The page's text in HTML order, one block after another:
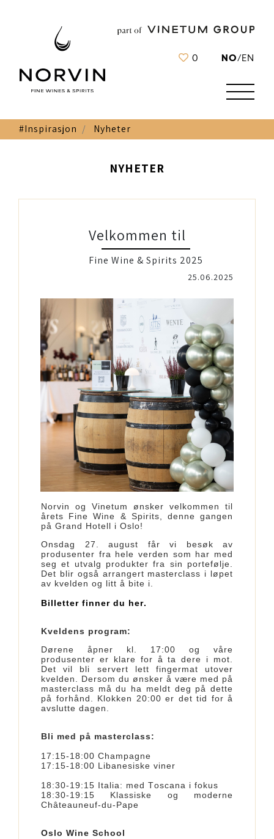
0 NO/EN
#Inspirasjon Nyheter
NYHETER
Velkommen til
Fine Wine & Spirits 2025
25.06.2025
Norvin og Vinetum ønsker velkommen til
årets Fine Wine & Spirits, denne gangen
på Grand Hotell i Oslo!
Onsdag 27. august får vi besøk av
produsenter fra hele verden som har med
seg et utvalg produkter fra sin portefølje.
Det blir også arrangert masterclass i løpet
av kvelden og litt å bite i.
Billetter finner du her.
Kveldens program:
Dørene åpner kl. 17:00 og våre
produsenter er klare for å ta dere i mot.
Det vil bli servert lett fingermat utover
kvelden. Dersom du ønsker å være med på
masterclass må du ha meldt deg på dette
på forhånd. Klokken 20:00 er det tid for å
avslutte dagen.
Bli med på masterclass:
17:15-18:00 Champagne
17:15-18:00 Libanesiske viner
18:30-19:15 Italia: med Toscana i fokus
18:30-19:15 Klassiske og moderne
Châteauneuf-du-Pape
Oslo Wine School